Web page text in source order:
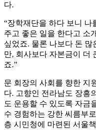
다.
“장학재단을 하다 보니 나
주고 좋은 일을 한다고 소
싶었죠. 물론 나보다 돈 많
만, 회사보다 자본금이 더
죠.”
문 회장의 사회를 향한 지
다. 고향인 전라남도 장흥
도 운용할 수 있도록 자금
수 경험하는 강한 씨름부
층 시민청에 마련된 서울